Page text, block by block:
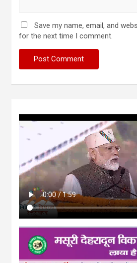
Save my name, email, and
for the next time I comment.